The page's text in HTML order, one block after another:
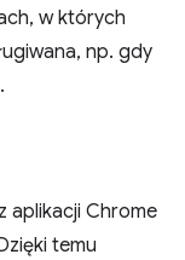
w których
np. gdy
aplikacji Chrome
temu